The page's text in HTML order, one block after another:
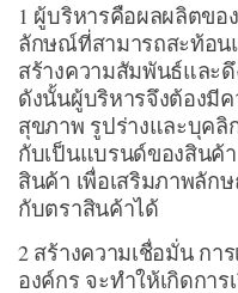
1 ผู้บริหารคือผลผลิตข
ลักษณ์ที่สามารถสะท้อ
สร้างความสัมพันธ์และ
ดังนั้นผู้บริหารจึงต้องมี
สุขภาพ รูปร่างและบุค
กับเป็นแบรนด์ของสินค้
สินค้า เพื่อเสริมภาพลัก
กับตราสินค้าได้
2 สร้างความเชื่อมั่น ก
องค์กร จะทำให้เกิดกา